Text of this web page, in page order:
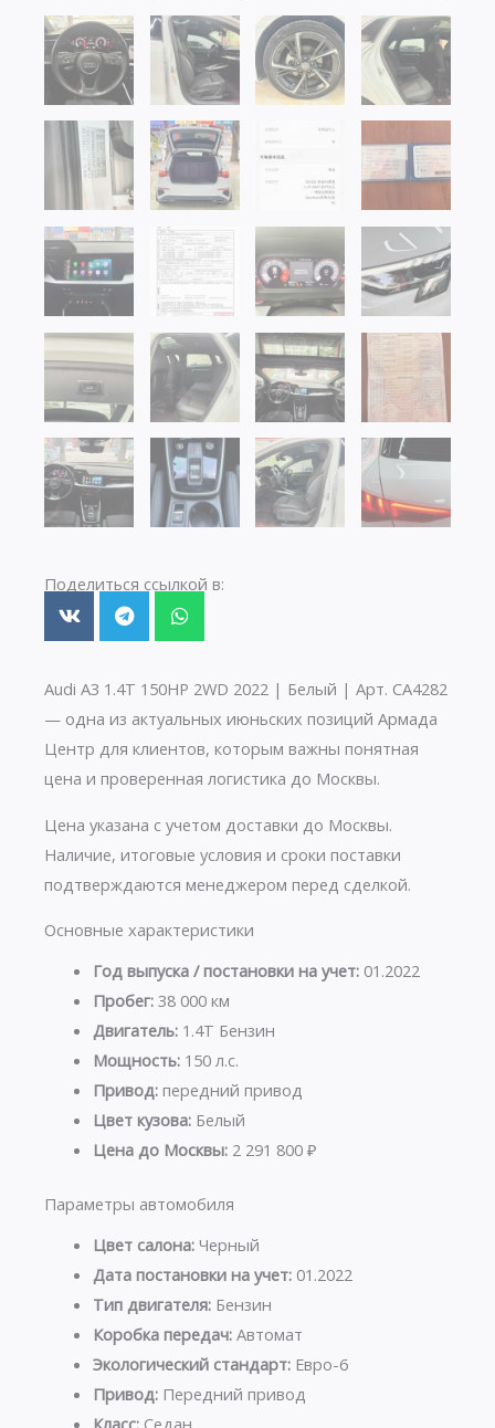
Поделиться ссылкой в:
Audi A3 1.4T 150HP 2WD 2022 | Белый | Арт. CA4282
— одна из актуальных июньских позиций Армада
Центр для клиентов, которым важны понятная
цена и проверенная логистика до Москвы.
Цена указана с учетом доставки до Москвы.
Наличие, итоговые условия и сроки поставки
подтверждаются менеджером перед сделкой.
Основные характеристики
Год выпуска / постановки на учет:01.2022
Пробег:38 000 км
Двигатель:1.4T Бензин
Мощность:150 л.с.
Привод:передний привод
Цвет кузова:Белый
Цена до Москвы:2 291 800 ₽
Параметры автомобиля
Цвет салона:Черный
Дата постановки на учет:01.2022
Тип двигателя:Бензин
Коробка передач:Автомат
Экологический стандарт:Евро-6
Привод:Передний привод